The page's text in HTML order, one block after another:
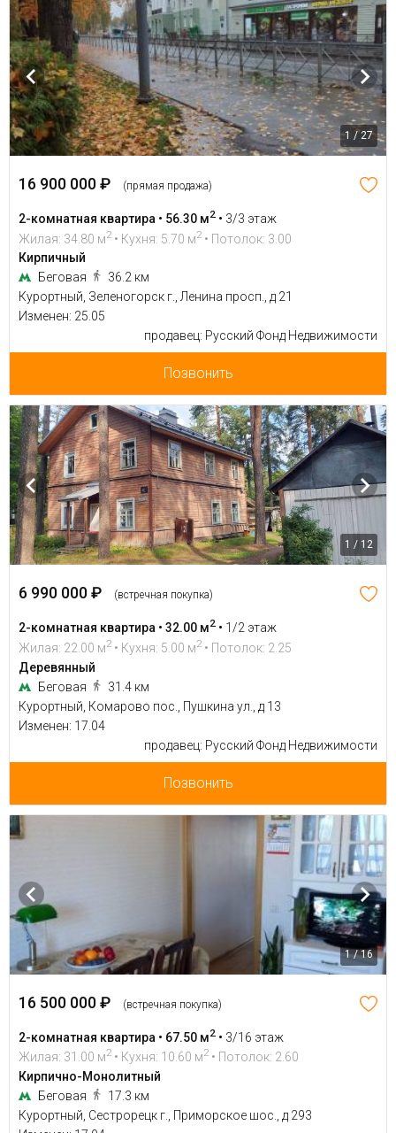
1 / 27
16 900 000 ₽ (прямая продажа)
2-комнатная квартира • 56.30 м2 • 3/3 этаж
Жилая: 34.80 м2 • Кухня: 5.70 м2 • Потолок: 3.00
Кирпичный
Беговая
36.2 км
Курортный, Зеленогорск г., Ленина просп., д 21
Изменен: 25.05
продавец: Русский Фонд Недвижимости
Позвонить
1 / 12
6 990 000 ₽ (встречная покупка)
2-комнатная квартира • 32.00 м2 • 1/2 этаж
Жилая: 22.00 м2 • Кухня: 5.00 м2 • Потолок: 2.25
Деревянный
Беговая
31.4 км
Курортный, Комарово пос., Пушкина ул., д 13
Изменен: 17.04
продавец: Русский Фонд Недвижимости
Позвонить
1 / 16
16 500 000 ₽ (встречная покупка)
2-комнатная квартира • 67.50 м2 • 3/16 этаж
Жилая: 31.00 м2 • Кухня: 10.60 м2 • Потолок: 2.60
Кирпично-Монолитный
Беговая
17.3 км
Курортный, Сестрорецк г., Приморское шос., д 293